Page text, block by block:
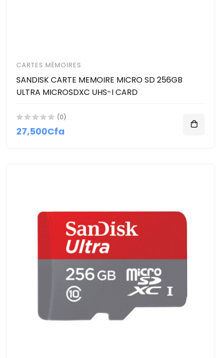
CARTES MÉMOIRES
SANDISK CARTE MEMOIRE MICRO SD 256GB
ULTRA MICROSDXC UHS-I CARD
(0)
27,500Cfa